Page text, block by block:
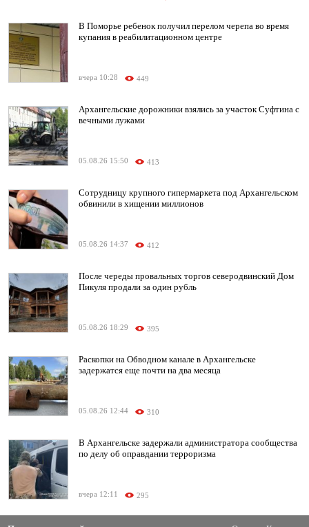
В Поморье ребенок получил перелом черепа во время
купания в реабилитационном центре
вчера 10:28 449
Архангельские дорожники взялись за участок Суфтина с
вечными лужами
05.08.26 15:50 413
Сотрудницу крупного гипермаркета под Архангельском
обвинили в хищении миллионов
05.08.26 14:37 412
После череды провальных торгов северодвинский Дом
Пикуля продали за один рубль
05.08.26 18:29 395
Раскопки на Обводном канале в Архангельске
задержатся еще почти на два месяца
05.08.26 12:44 310
В Архангельске задержали администратора сообщества
по делу об оправдании терроризма
вчера 12:11 295